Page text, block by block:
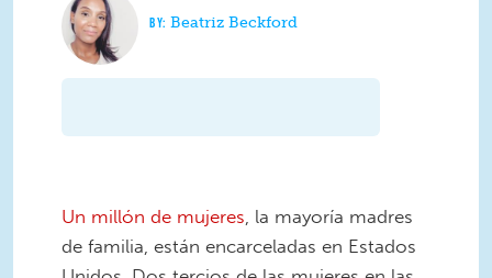
Beatriz Beckford
Un millón de mujeres , la mayoría madres
de familia, están encarceladas en Estados